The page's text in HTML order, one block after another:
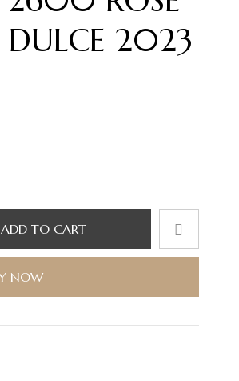
DULCE 2023
ADD TO CART
NOW